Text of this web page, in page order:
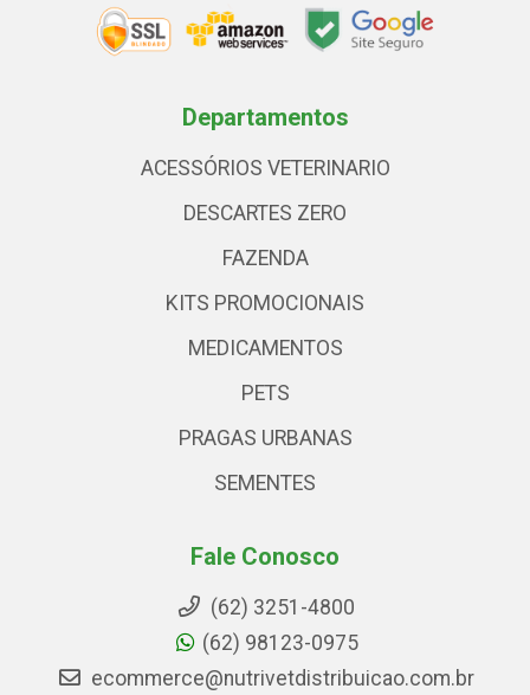
Departamentos
ACESSÓRIOS VETERINARIO
DESCARTES ZERO
FAZENDA
KITS PROMOCIONAIS
MEDICAMENTOS
PETS
PRAGAS URBANAS
SEMENTES
Fale Conosco
(62) 3251-4800
(62) 98123-0975
ecommerce@nutrivetdistribuicao.com.br